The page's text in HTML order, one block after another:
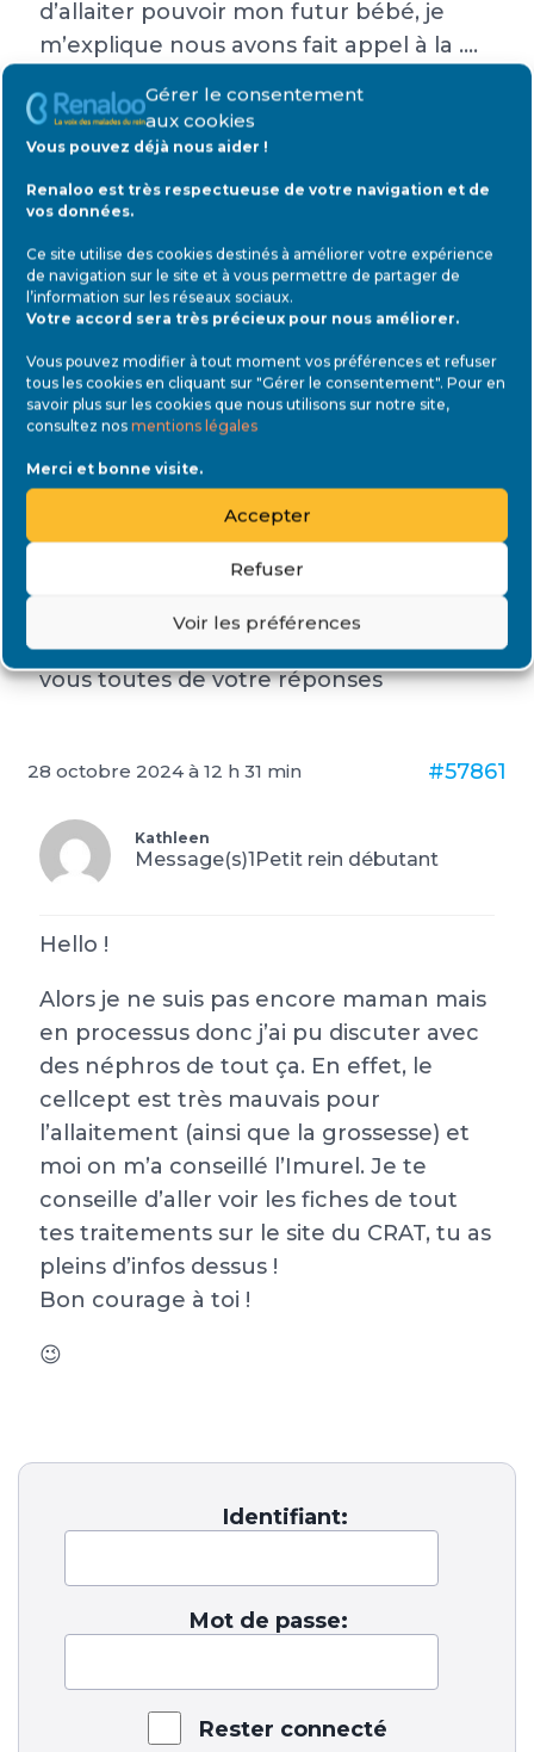
Gérer le consentement
aux cookies
Vous pouvez déjà nous aider !
Renaloo est très respectueuse de votre navigation et de
vos données.
Ce site utilise des cookies destinés à améliorer votre expérience
de navigation sur le site et à vous permettre de partager de
l’information sur les réseaux sociaux.
Votre accord sera très précieux pour nous améliorer.
Vous pouvez modifier à tout moment vos préférences et refuser
tous les cookies en cliquant sur "Gérer le consentement". Pour en
savoir plus sur les cookies que nous utilisons sur notre site,
consultez nos mentions légales
Merci et bonne visite.
Accepter
Refuser
Voir les préférences
d’allaiter pouvoir mon futur bébé, je
m’explique nous avons fait appel à la ….
bébé sera la 😍. Je voudrais créer un lien
fort avec le bébé en allaitant. (Svp
toutes remarques désobligeantes sur la
pratique s’abstenir) merci , nous autres
dialyses et greffés souffrons déjà assez
pour être encore jugés! Voilà j’aimerai
malgré tout allaiter mon bébé malgré
que le tacrolimus ne gêne pas pour le
bébé cependant mon questionnement
néfaste. Donc j’aimerai avoir des
témoignages de maman qui allaitent ou
on allaitaient, par quoi ont elles subsitué
le Cellcept et que savent elles sur le
ratio bénéfices – risques par rapport au
changement de traitement. Merci à
vous toutes de votre réponses
28 octobre 2024 à 12 h 31 min #57861
Kathleen
Message(s)1Petit rein débutant
Hello !
Alors je ne suis pas encore maman mais
en processus donc j’ai pu discuter avec
des néphros de tout ça. En effet, le
cellcept est très mauvais pour
l’allaitement (ainsi que la grossesse) et
moi on m’a conseillé l’Imurel. Je te
conseille d’aller voir les fiches de tout
tes traitements sur le site du CRAT, tu as
pleins d’infos dessus !
Bon courage à toi !
😉
Identifiant:
Mot de passe:
Rester connecté